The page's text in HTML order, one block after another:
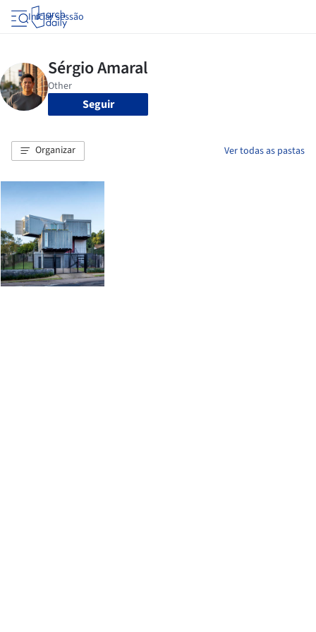
Iniciar sessão
Seguir
Organizar Ver todas as pastas